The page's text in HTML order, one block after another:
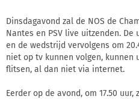
Dinsdagavond zal de NOS de
Nantes en PSV live uitzenden.
en de wedstrijd vervolgens om
niet op tv kunnen volgen, kunnen
flitsen, al dan niet via internet.
Eerder op de avond, om 17.50 uur,